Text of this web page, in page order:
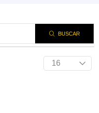
BUSCAR